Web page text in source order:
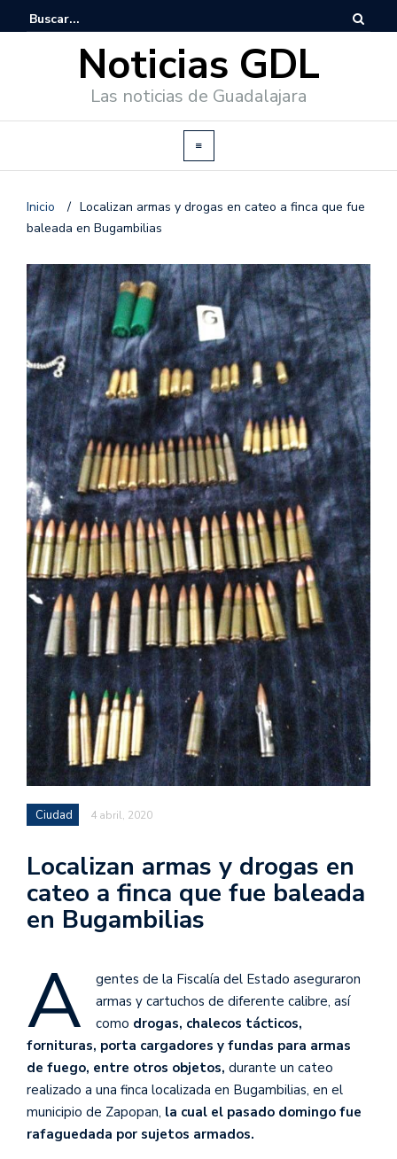
Noticias GDL
Las noticias de Guadalajara
Inicio / Localizan armas y drogas en cateo a finca que fue
baleada en Bugambilias
Ciudad 4 abril, 2020
Localizan armas y drogas en
cateo a finca que fue baleada
en Bugambilias
A
gentes de la Fiscalía del Estado aseguraron
armas y cartuchos de diferente calibre, así
como drogas, chalecos tácticos,
fornituras, porta cargadores y fundas para armas
de fuego, entre otros objetos, durante un cateo
realizado a una finca localizada en Bugambilias, en el
municipio de Zapopan, la cual el pasado domingo fue
rafaguedada por sujetos armados.